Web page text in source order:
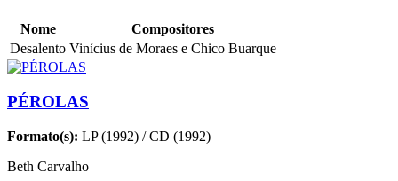
Nome
Compositores
Desalento Vinícius de Moraes e Chico Buarque
PÉROLAS
Formato(s): LP (1992) / CD (1992)
Beth Carvalho